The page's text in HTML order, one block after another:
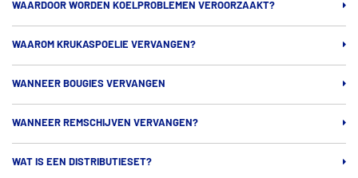
WAARDOOR WORDEN KOELPROBLEMEN VEROORZAAKT?
WAAROM KRUKASPOELIE VERVANGEN?
WANNEER BOUGIES VERVANGEN
WANNEER REMSCHIJVEN VERVANGEN?
WAT IS EEN DISTRIBUTIESET?